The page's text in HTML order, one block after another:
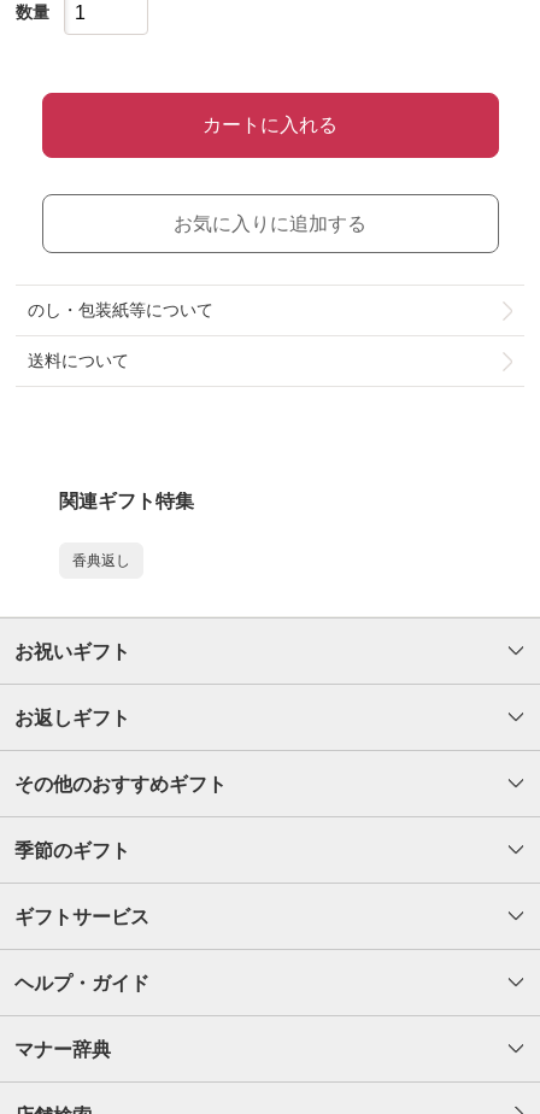
数量
カートに入れる
お気に入りに追加する
のし・包装紙等について
送料について
関連ギフト特集
香典返し
お祝いギフト
お返しギフト
その他のおすすめギフト
季節のギフト
ギフトサービス
ヘルプ・ガイド
マナー辞典